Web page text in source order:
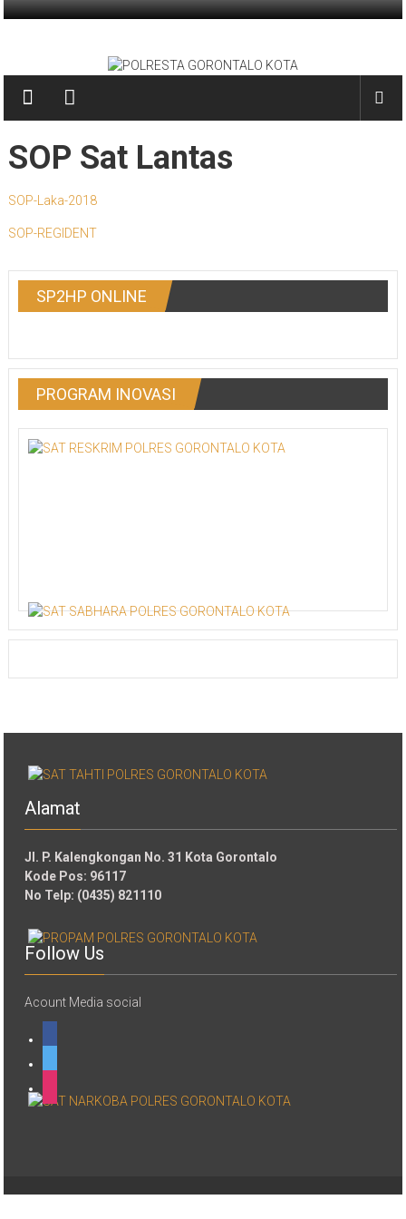
Skip to content
POLRESTA GORONTALO KOTA
PRESISI
SOP Sat Lantas
SOP-Laka-2018
SOP-REGIDENT
SP2HP ONLINE
PROGRAM INOVASI
Alamat
Jl. P. Kalengkongan No. 31 Kota Gorontalo
Kode Pos: 96117
No Telp: (0435) 821110
Follow Us
Acount Media social